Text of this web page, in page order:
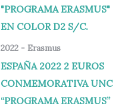
2022 - Erasmus
ESPAÑA 2022 2 EUROS
CONMEMORATIVA UNC
“PROGRAMA ERASMUS”
era:
13,00 €.
es:
10,95 €.